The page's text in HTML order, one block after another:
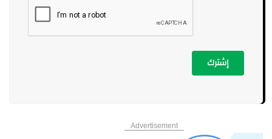
إشترك
Advertisement